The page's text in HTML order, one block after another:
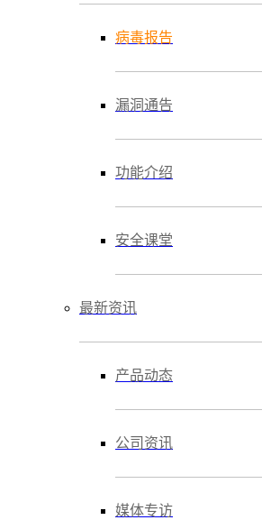
病毒报告
漏洞通告
功能介绍
安全课堂
最新资讯
产品动态
公司资讯
媒体专访